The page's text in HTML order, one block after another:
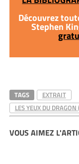
Découvrez
Stephen
TAGS
EXTRAIT
LES YEUX DU
VOUS AIMEZ